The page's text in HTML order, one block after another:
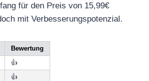
für den Preis von 15,99€
mit Verbesserungspotenzial.
Bewertung
👍
👍